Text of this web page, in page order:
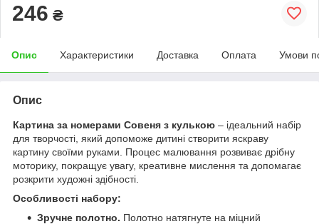
246 ₴
Опис Характеристики Доставка Оплата Умови
Опис
Картина за номерами Совеня з кулькою – ідеальний набір
для творчості, який допоможе дитині створити яскраву
картину своїми руками. Процес малювання розвиває дрібну
моторику, покращує увагу, креативне мислення та допомагає
розкрити художні здібності.
Особливості набору:
Зручне полотно. Полотно натягнуте на міцний